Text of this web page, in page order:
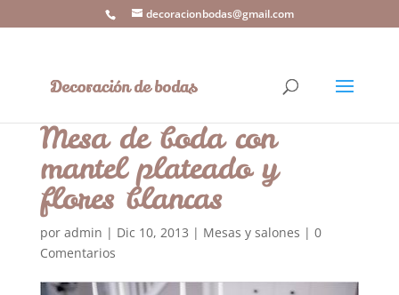
decoracionbodas@gmail.com
Mesa de boda con
mantel plateado y
flores blancas
por admin | Dic 10, 2013 | Mesas y salones | 0
Comentarios